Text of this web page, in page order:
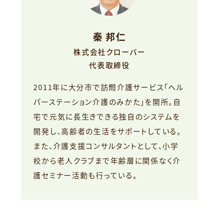
秦 邦仁
株式会社クローバー
代表取締役
2011年に大分市で訪問介護サービス「ヘル
パーステーション介護のみかた」を開所。自
宅で元気に長生きできる独自のシステムを
開発し、高齢者の生活をサポートしている。
また、介護支援コンサルタントとして、小学
校から老人クラブまで年齢層に関係なく介
護セミナー活動も行っている。